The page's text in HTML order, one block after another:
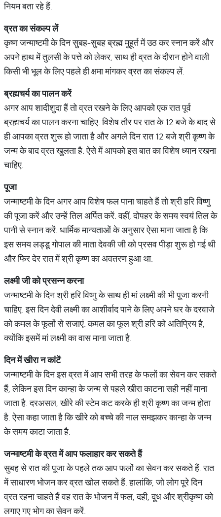
नियम बता रहे हैं.
व्रत का संकल्प लें
कृष्ण जन्माष्टमी के दिन सुबह-सुबह ब्रह्म मुहूर्त में उठ कर स्नान करें और
अपने हाथ में तुलसी के पत्ते को लेकर, साथ ही व्रत के दौरान होने वाली
किसी भी भूल के लिए पहले ही क्षमा मांगकर व्रत का संकल्प लें.
ब्रह्मचर्य का पालन करें
अगर आप शादीशुदा हैं तो व्रत रखने के लिए आपको एक रात पूर्व
ब्रह्मचर्य का पालन करना चाहिए. विशेष तौर पर रात के 12 बजे के बाद से
ही आपका व्रत शुरू हो जाता है और अगले दिन रात 12 बजे श्री कृष्ण के
जन्म के बाद व्रत खुलता है. ऐसे में आपको इस बात का विशेष ध्यान रखना
चाहिए.
पूजा
जन्माष्टमी के दिन अगर आप विशेष फल पाना चाहते हैं तो श्री हरि विष्णु
की पूजा करें और उन्हें तिल अर्पित करें. वहीं, दोपहर के समय स्वयं तिल के
पानी से स्नान करें. धार्मिक मान्यताओं के अनुसार ऐसा माना जाता है कि
इस समय लड्डू गोपाल की माता देवकी जी को प्रसव पीड़ा शुरू हो गई थी
और फिर देर रात में श्री कृष्ण का अवतरण हुआ था.
लक्ष्मी जी को प्रसन्न करना
जन्माष्टमी के दिन श्री हरि विष्णु के साथ ही मां लक्ष्मी की भी पूजा करनी
चाहिए. इस दिन देवी लक्ष्मी का आशीर्वाद पाने के लिए अपने घर के दरवाजे
को कमल के फूलों से सजाएं. कमल का फूल श्री हरि को अतिप्रिय है,
क्योंकि इसमें मां लक्ष्मी का वास माना जाता है.
दिन में खीरा न कांटें
जन्माष्टमी के दिन इस व्रत में आप सभी तरह के फलों का सेवन कर सकते
हैं, लेकिन इस दिन कान्हा के जन्म से पहले खीरा काटना सही नहीं माना
जाता है. दरअसल, खीरे की स्टेम कट करके ही श्री कृष्ण का जन्म होता
है. ऐसा कहा जाता है कि खीरे को बच्चे की नाल समझकर कान्हा के जन्म
के समय काटा जाता है.
जन्माष्टमी के व्रत में आप फलाहार कर सकते हैं
सुबह से रात की पूजा के पहले तक आप फलों का सेवन कर सकते हैं. रात
में साधारण भोजन कर व्रत खोल सकते हैं. हालांकि, जो लोग पूरे दिन
व्रत रहना चाहते हैं वह रात के भोजन में फल, दही, दूध और श्रीकृष्ण को
लगाए गए भोग का सेवन करें.